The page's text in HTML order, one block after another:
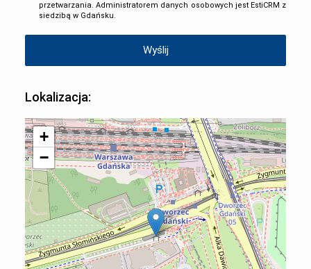
przetwarzania. Administratorem danych osobowych jest EstiCRM z
siedzibą w Gdańsku.
Lokalizacja:
+
−